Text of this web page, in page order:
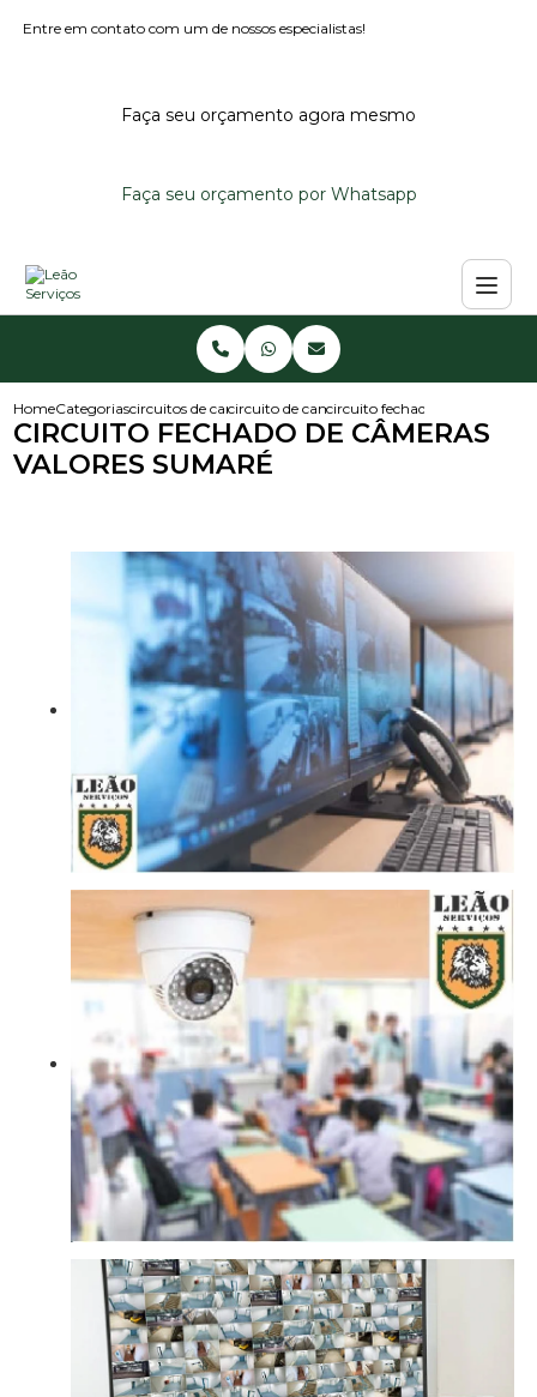
Entre em contato com um de nossos especialistas!
Faça seu orçamento agora mesmo
Faça seu orçamento por Whatsapp
HomeCategoriascircuitos de camerascircuito de camerascircuito fechado de cameras
CIRCUITO FECHADO DE CÂMERAS
VALORES SUMARÉ